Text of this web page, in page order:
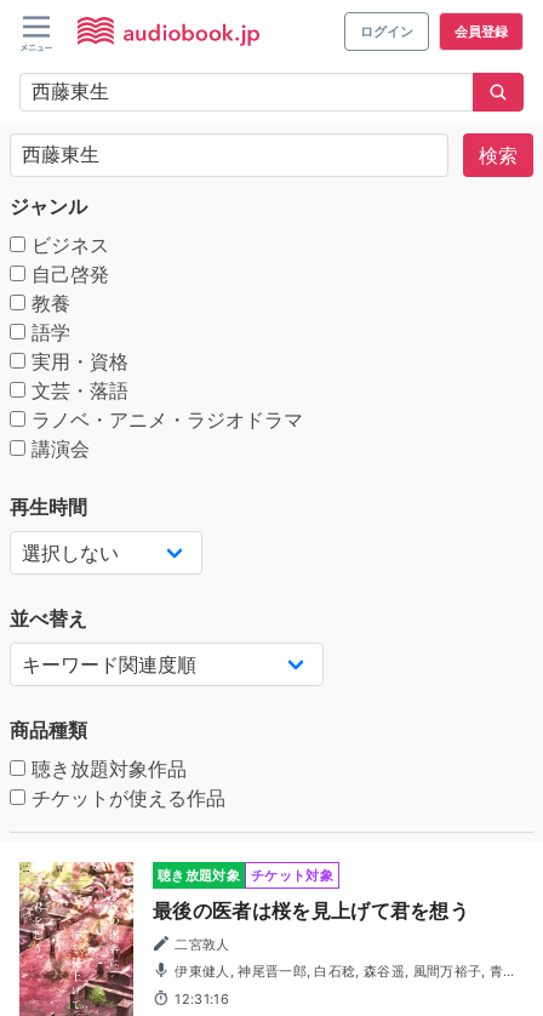
ログイン 会員登録
検索
ジャンル
ビジネス
自己啓発
教養
語学
実用・資格
文芸・落語
ラノベ・アニメ・ラジオドラマ
講演会
再生時間
並べ替え
商品種類
聴き放題対象作品
チケットが使える作品
聴き放題対象 チケット対象
最後の医者は桜を見上げて君を想う
二宮敦人
伊東健人, 神尾晋一郎, 白石稔, 森谷遥, 風間万裕子, 青木
奏, 小野明良, 金井ゆかり, 木村浩平, 櫛田知生, 斎藤ひろ子,
佐野遥喜, 関隆行, 高橋瑠菜, 光由利子, 鴇ひなみ, 冨田真, 中
12:31:16